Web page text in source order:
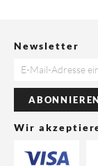
Newsletter
Wir